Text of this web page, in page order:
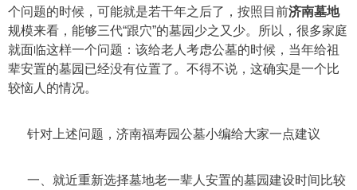
个问题的时候，可能就是若干年之后了，按照目前济南墓地
规模来看，能够三代“跟穴”的墓园少之又少。所以，很多家庭
就面临这样一个问题：该给老人考虑公墓的时候，当年给祖
辈安置的墓园已经没有位置了。不得不说，这确实是一个比
较恼人的情况。
针对上述问题，济南福寿园公墓小编给大家一点建议
一、就近重新选择墓地老一辈人安置的墓园建设时间比较